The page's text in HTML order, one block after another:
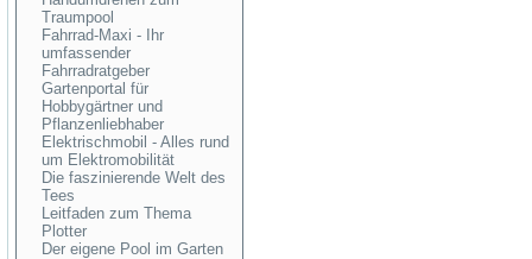
Traumpool
Fahrrad-Maxi - Ihr
umfassender
Fahrradratgeber
Gartenportal für
Hobbygärtner und
Pflanzenliebhaber
Elektrischmobil - Alles rund
um Elektromobilität
Die faszinierende Welt des
Tees
Leitfaden zum Thema
Plotter
Der eigene Pool im Garten